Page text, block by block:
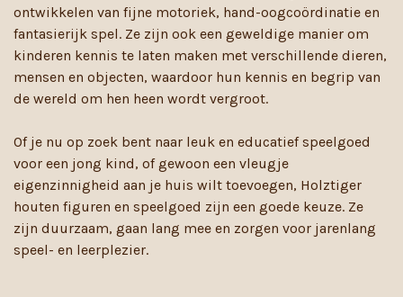
ontwikkelen van fijne motoriek, hand-oogcoördinatie en
fantasierijk spel. Ze zijn ook een geweldige manier om
kinderen kennis te laten maken met verschillende dieren,
mensen en objecten, waardoor hun kennis en begrip van
de wereld om hen heen wordt vergroot.
Of je nu op zoek bent naar leuk en educatief speelgoed
voor een jong kind, of gewoon een vleugje
eigenzinnigheid aan je huis wilt toevoegen, Holztiger
houten figuren en speelgoed zijn een goede keuze. Ze
zijn duurzaam, gaan lang mee en zorgen voor jarenlang
speel- en leerplezier.